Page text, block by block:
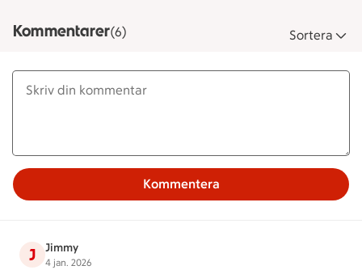
Kommentarer(6) Sortera
Kommentera
J Jimmy
4 jan. 2026